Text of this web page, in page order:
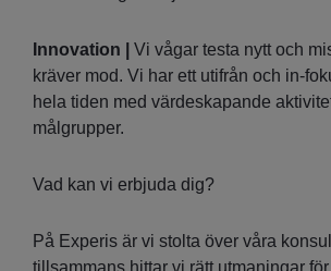
Innovation |
Vi vågar testa nytt och
kräver mod. Vi har ett utifrån och in-
hela tiden med värdeskapande
målgrupper.
Vad kan vi erbjuda dig?
På Experis är vi stolta över våra
tillsammans hittar vi rätt utmaningar